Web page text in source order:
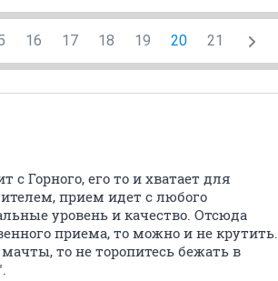
16 17 18 19 20 21
Горного, его то и хватает для
прием идет с любого
уровень и качество. Отсюда
приема, то можно и не крутить.
то не торопитесь бежать в